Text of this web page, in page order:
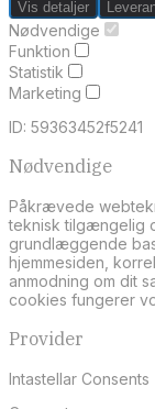
Vis detaljer
Nødvendige
Funktion
Statistik
Marketing
ID: 59363452f5241
Nødvendige
Påkrævede
teknisk tilgængelig
grundlæggende
hjemmesiden,
anmodning om dit
cookies fungerer
Provider
Intastellar Consents